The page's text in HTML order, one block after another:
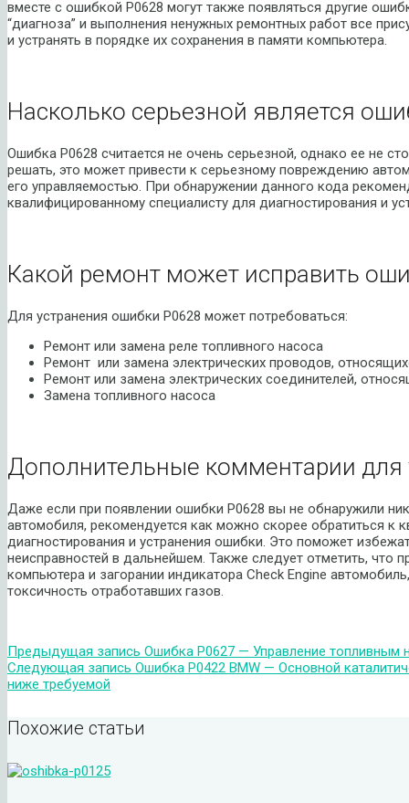
вместе с ошибкой P0628 могут также появляться другие
“диагноза” и выполнения ненужных ремонтных работ все
и устранять в порядке их сохранения в памяти компьютера.
Насколько серьезной является
Ошибка P0628 считается не очень серьезной, однако ее не
решать, это может привести к серьезному повреждению
его управляемостью. При обнаружении данного кода
квалифицированному специалисту для диагностирования и
Какой ремонт может исправить
Для устранения ошибки P0628 может потребоваться:
Ремонт или замена реле топливного насоса
Ремонт или замена электрических проводов,
Ремонт или замена электрических соединителей,
Замена топливного насоса
Дополнительные комментарии для
Даже если при появлении ошибки P0628 вы не обнаружили
автомобиля, рекомендуется как можно скорее обратиться к
диагностирования и устранения ошибки. Это поможет
неисправностей в дальнейшем. Также следует отметить, что
компьютера и загорании индикатора Check Engine
токсичность отработавших газов.
Предыдущая запись Ошибка P0627 — Управление топливным
Следующая запись Ошибка P0422 BMW — Основной
ниже требуемой
Похожие статьи